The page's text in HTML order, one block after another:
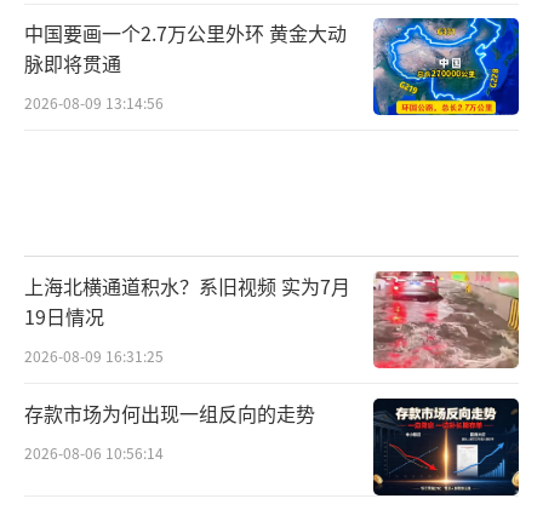
中国要画一个2.7万公里外环 黄金大动
脉即将贯通
2026-08-09 13:14:56
上海北横通道积水？系旧视频 实为7月
19日情况
2026-08-09 16:31:25
存款市场为何出现一组反向的走势
2026-08-06 10:56:14